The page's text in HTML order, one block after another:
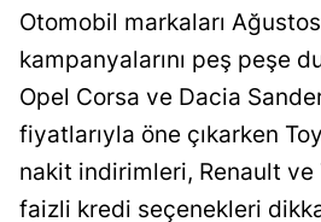
Otomobil markaları
kampanyalarını peş peşe
Opel Corsa ve Dacia
fiyatlarıyla öne çıkarken
nakit indirimleri, Renault ve
faizli kredi seçenekleri